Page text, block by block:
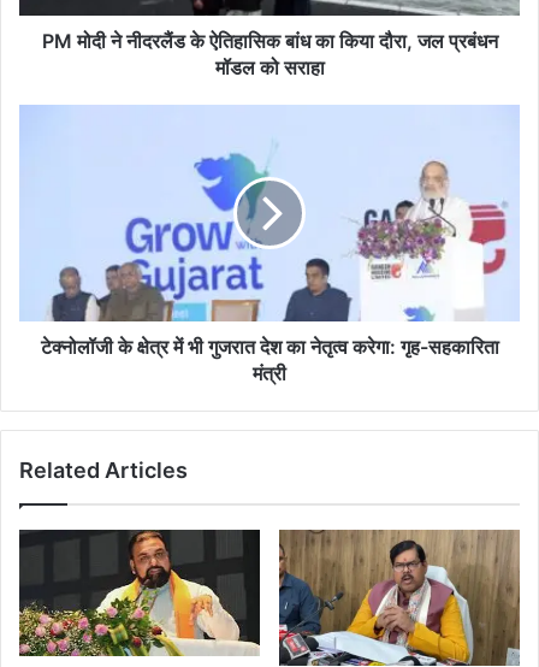
किया
दौरा,PM मोदी ने नीदरलैंड के ऐतिहासिक बांध का किया दौरा, जल प्रबंधन
मॉडल को सराहा
नेतृत्व
करेगा:टेक्नोलॉजी के क्षेत्र में भी गुजरात देश का नेतृत्व करेगा: गृह-सहकारिता
मंत्री
Related Articles